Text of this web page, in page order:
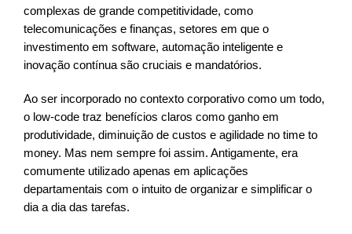
complexas de grande competitividade, como
telecomunicações e finanças, setores em que o
investimento em software, automação inteligente e
inovação contínua são cruciais e mandatórios.
Ao ser incorporado no contexto corporativo como um todo,
o low-code traz benefícios claros como ganho em
produtividade, diminuição de custos e agilidade no time to
money. Mas nem sempre foi assim. Antigamente, era
comumente utilizado apenas em aplicações
departamentais com o intuito de organizar e simplificar o
dia a dia das tarefas.